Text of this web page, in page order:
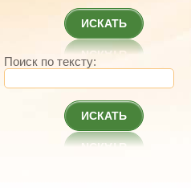
ИСКАТЬ
Поиск по тексту:
ИСКАТЬ